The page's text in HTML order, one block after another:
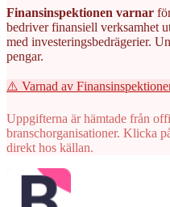
Finansinspektionen varnar
bedriver finansiell verksamhet
med investeringsbedrägerier.
pengar.
⚠️ Varnad av
Uppgifterna är hämtade från
branschorganisationer. Klicka
direkt hos källan.